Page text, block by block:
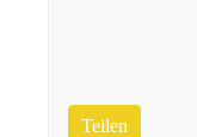
Teilen